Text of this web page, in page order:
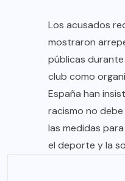
Los acusados
mostraron
públicas durante
club como
España han
racismo no
las medidas
el deporte y la